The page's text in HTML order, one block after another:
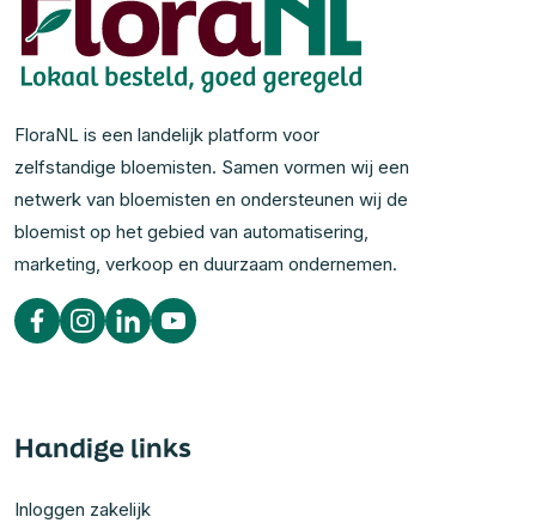
FloraNL is een landelijk platform voor
zelfstandige bloemisten. Samen vormen wij een
netwerk van bloemisten en ondersteunen wij de
bloemist op het gebied van automatisering,
marketing, verkoop en duurzaam ondernemen.
Handige links
Inloggen zakelijk